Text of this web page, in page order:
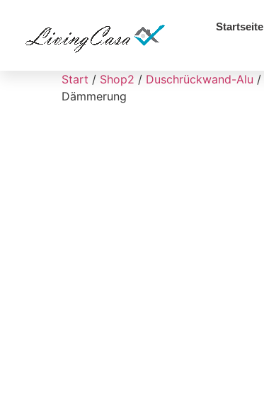
Startseite
Start / Shop2 / Duschrückwand-Alu /
Dämmerung